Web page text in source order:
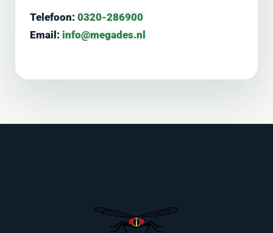
Telefoon: 0320-286900
Email: info@megades.nl